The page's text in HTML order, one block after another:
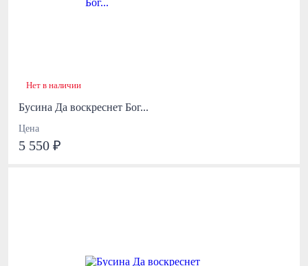
Нет в наличии
Бусина Да воскреснет Бог...
Цена
5 550 ₽